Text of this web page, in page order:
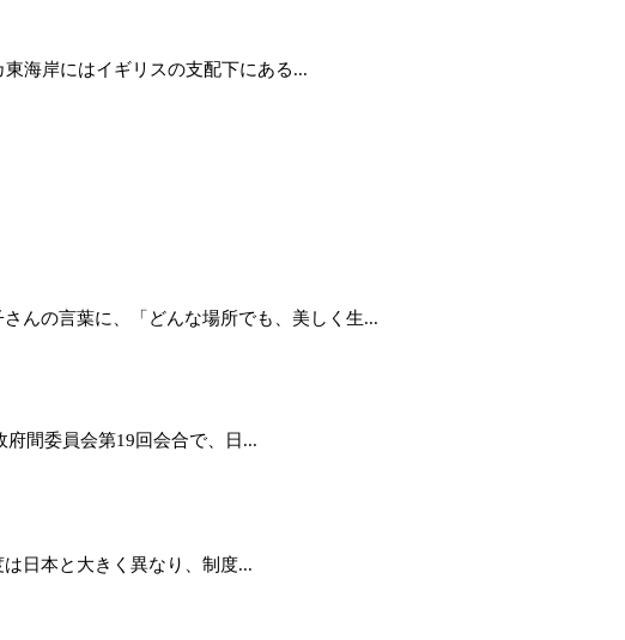
海岸にはイギリスの支配下にある...
んの言葉に、「どんな場所でも、美しく生...
府間委員会第19回会合で、日...
日本と大きく異なり、制度...